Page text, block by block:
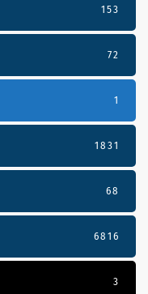
153
72
1
1831
68
6816
3